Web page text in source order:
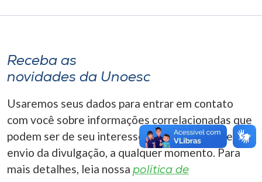
A-
Receba as
novidades da Unoesc
Usaremos seus dados para entrar em contato
com você sobre informações correlacionadas que
podem ser de seu interesse. Você pode cancelar o
envio da divulgação, a qualquer momento. Para
mais detalhes, leia nossa política de